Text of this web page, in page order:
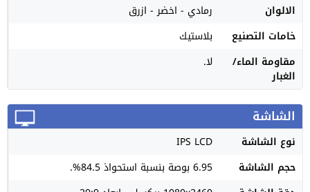
الالوان
رمادي - اخضر - ازرق
خامات التصنيع
بلاستيك
مقاومة الماء/
الغبار
لا.
الشاشة
نوع الشاشة
IPS LCD
حجم الشاشة
6.95 بوصة بنسبة استحواذ 84.5%.